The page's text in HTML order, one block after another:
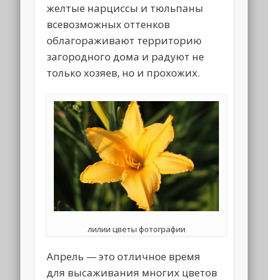
желтые нарциссы и тюльпаны
всевозможных оттенков
облагораживают территорию
загородного дома и радуют не
только хозяев, но и прохожих.
лилии цветы фотографии
Апрель — это отличное время
для высаживания многих цветов